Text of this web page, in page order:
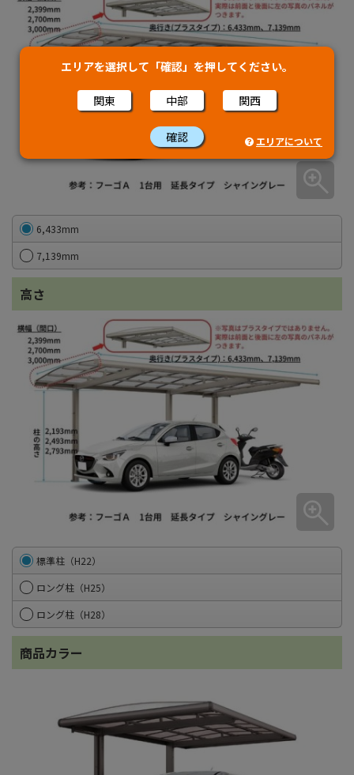
エリアを選択して「確認」を押してください。
関東 中部 関西
確認 エリアについて
6,433mm
7,139mm
高さ
標準柱（H22）
ロング柱（H25）
ロング柱（H28）
商品カラー